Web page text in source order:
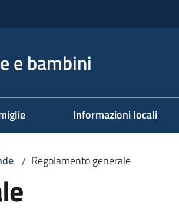
e bambini
Informazioni locali
/ Regolamento generale